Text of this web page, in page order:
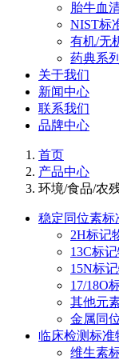
胎牛血
NIST标
有机/无
药典系
关于我们
新闻中心
联系我们
品牌中心
首页
产品中心
环境/食品/农
稳定同位素标
2H标记
13C标
15N标
17/18O
其他元
金属同
临床检测标准
维生素